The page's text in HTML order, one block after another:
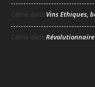
Céline dans Vins Ethiques,
Céline dans